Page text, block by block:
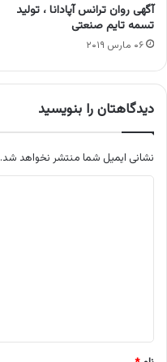
آگهی روان ترانس آپادانا ، تولید
تسمه تایم صنعتی
۰۶ مارس ۲۰۱۹
دیدگاهتان را بنویسید
نشانی ایمیل شما منتشر نخواهد شد.